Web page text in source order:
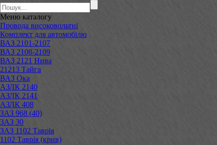
Меню каталогу
Провода високовольтні
Комплект для автомобілю
ВАЗ 2101-2107
ВАЗ 2108-2109
ВАЗ 2121 Нива
21213 Тайга
ВАЗ Ока
АЗЛК 2140
АЗЛК 2141
АЗЛК 408
ЗАЗ 968 (40)
ЗАЗ 30
ЗАЗ 1102 Таврія
1102 Таврія (крив)